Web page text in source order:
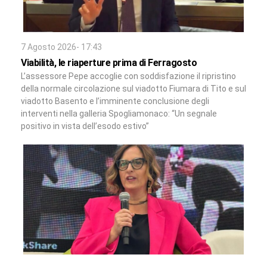
7 Agosto 2026- 17:43
Viabilità, le riaperture prima di Ferragosto
L’assessore Pepe accoglie con soddisfazione il ripristino
della normale circolazione sul viadotto Fiumara di Tito e sul
viadotto Basento e l’imminente conclusione degli
interventi nella galleria Spogliamonaco: “Un segnale
positivo in vista dell’esodo estivo”